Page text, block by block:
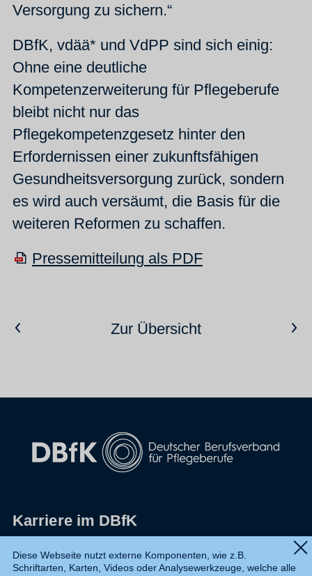
Versorgung zu sichern.“
DBfK, vdää* und VdPP sind sich einig:
Ohne eine deutliche
Kompetenzerweiterung für Pflegeberufe
bleibt nicht nur das
Pflegekompetenzgesetz hinter den
Erfordernissen einer zukunftsfähigen
Gesundheitsversorgung zurück, sondern
es wird auch versäumt, die Basis für die
weiteren Reformen zu schaffen.
Pressemitteilung als PDF
Vorheriger ArtikelZur ÜbersichtNächster Artikel
Karriere im DBfK
Datenschutz
Diese Webseite nutzt externe Komponenten, wie z.B.
Schriftarten, Karten, Videos oder Analysewerkzeuge, welche alle